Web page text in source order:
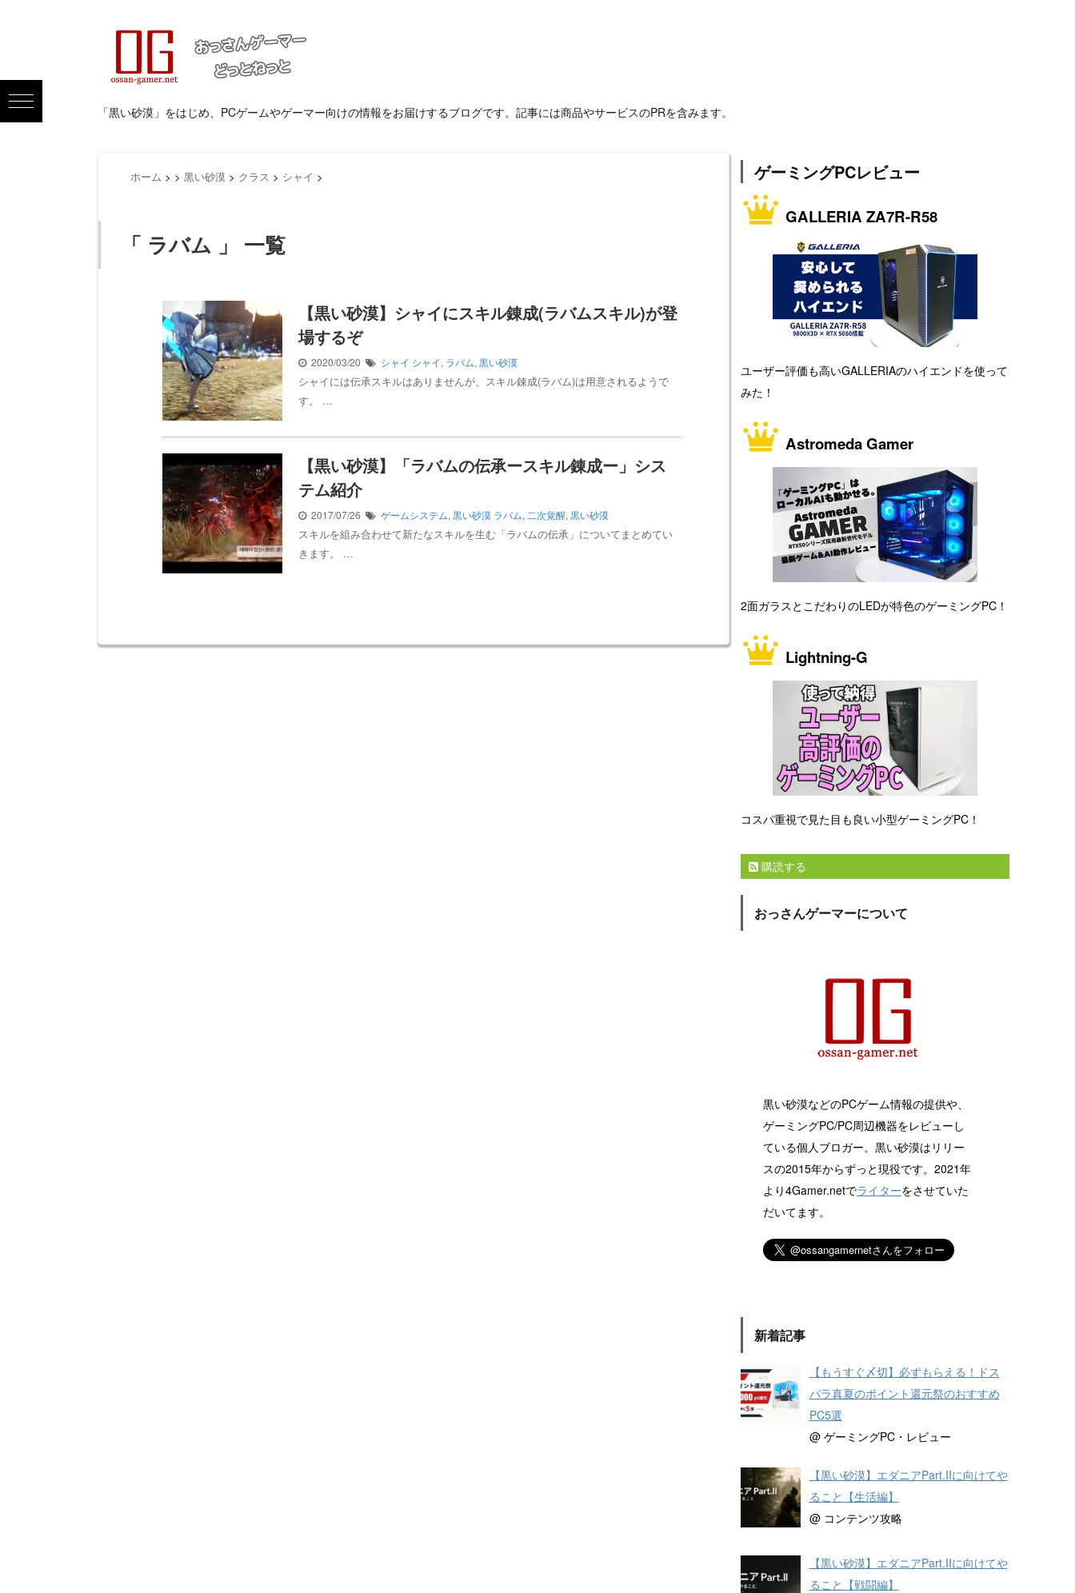
「黒い砂漠」をはじめ、PCゲームやゲーマー向けの情報をお届けするブログです。記事には商品やサービスのPRを含みます。
ホーム > > 黒い砂漠 > クラス > シャイ >
「 ラバム 」 一覧
【黒い砂漠】シャイにスキル錬成(ラバムスキル)が登
場するぞ
2020/03/20 シャイ シャイ, ラバム, 黒い砂漠
シャイには伝承スキルはありませんが、スキル錬成(ラバム)は用意されるようで
す。 …
【黒い砂漠】「ラバムの伝承ースキル錬成ー」シス
テム紹介
2017/07/26 ゲームシステム, 黒い砂漠 ラバム, 二次覚醒, 黒い砂漠
スキルを組み合わせて新たなスキルを生む「ラバムの伝承」についてまとめてい
きます。 …
ゲーミングPCレビュー
GALLERIA ZA7R-R58
ユーザー評価も高いGALLERIAのハイエンドを使って
みた！
Astromeda Gamer
2面ガラスとこだわりのLEDが特色のゲーミングPC！
Lightning-G
コスパ重視で見た目も良い小型ゲーミングPC！
購読する
おっさんゲーマーについて
黒い砂漠などのPCゲーム情報の提供や、
ゲーミングPC/PC周辺機器をレビューし
ている個人ブロガー。黒い砂漠はリリー
スの2015年からずっと現役です。2021年
より4Gamer.netでライターをさせていた
だいてます。
新着記事
【もうすぐ〆切】必ずもらえる！ドス
パラ真夏のポイント還元祭のおすすめ
PC5選
@ ゲーミングPC・レビュー
【黒い砂漠】エダニアPart.IIに向けてや
ること【生活編】
@ コンテンツ攻略
【黒い砂漠】エダニアPart.IIに向けてや
ること【戦闘編】